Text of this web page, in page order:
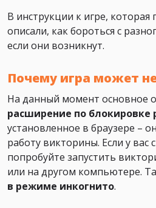
В инструкции к игре,
описали, как бороться с
если они возникнут.
Почему игра может
На данный момент основное
расширение по блокировке
установленное в браузере –
работу викторины. Если у
попробуйте запустить
или на другом компьютере.
в режиме инкогнито.